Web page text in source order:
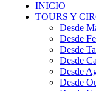
INICIO
TOURS Y
Desde
Desde
Desde
Desde
Desde
Desde